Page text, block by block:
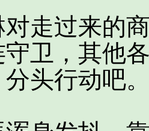
过来的商
守卫，其他
头行动吧